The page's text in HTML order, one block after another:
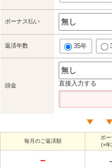
ボーナス払い
返済年数 35年
頭金 直接入力する
毎月のご返済額
ボー
(×年
－